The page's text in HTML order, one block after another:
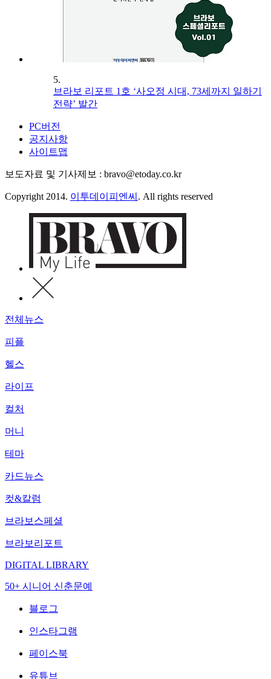
5.
브라보 리포트 1호 ‘사오정 시대, 73세까지 일하기
전략’ 발간
PC버전
공지사항
사이트맵
보도자료 및 기사제보 : bravo@etoday.co.kr
Copyright 2014. 이투데이피엔씨 . All rights reserved
전체뉴스
피플
헬스
라이프
컬처
머니
테마
카드뉴스
컷&칼럼
브라보스페셜
브라보리포트
DIGITAL LIBRARY
50+ 시니어 신춘문예
블로그
인스타그램
페이스북
유튜브